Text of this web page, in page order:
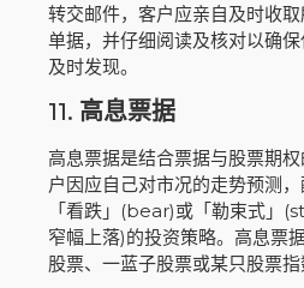
转交邮件，客户应亲自及时收
单据，并仔细阅读及核对以确
及时发现。
11. 高息票据
高息票据是结合票据与股票期
户因应自己对市况的走势预测
「看跌」(bear)或「勒束式」
窄幅上落)的投资策略。高息票
股票、一蓝子股票或某只股票指